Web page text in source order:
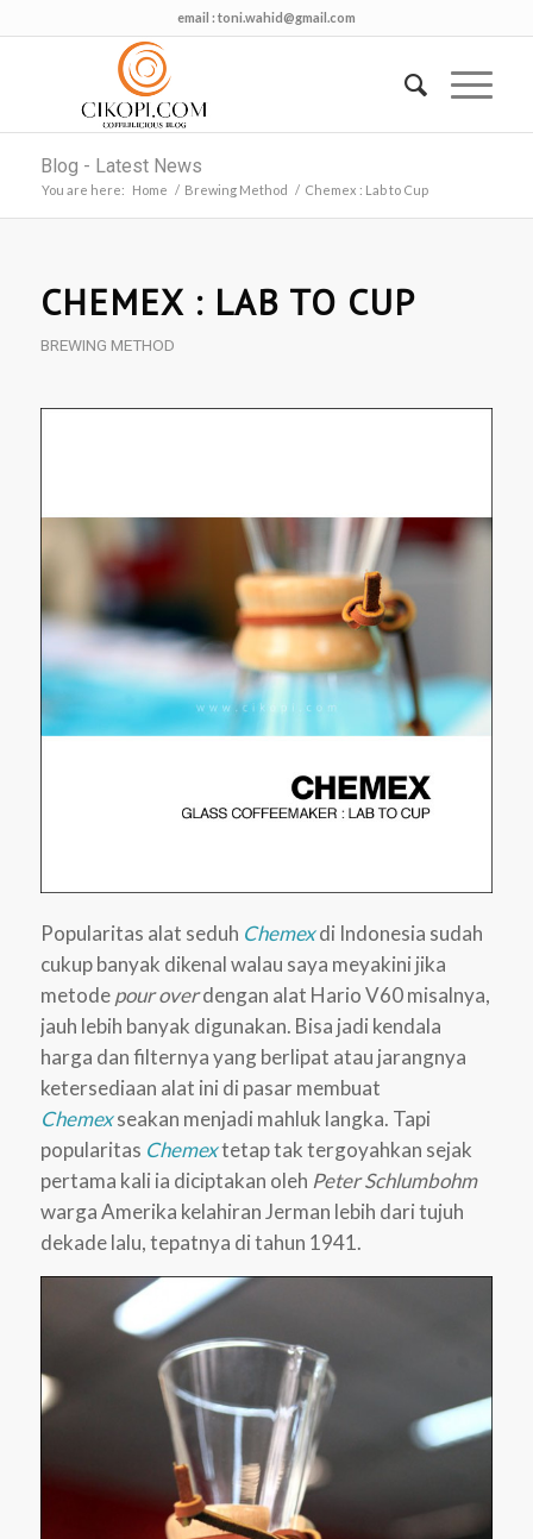
email : toni.wahid@gmail.com
Blog - Latest News
You are here: Home / Brewing Method / Chemex : Lab to Cup
CHEMEX : LAB TO CUP
BREWING METHOD
Popularitas alat seduh Chemexdi Indonesia sudah
cukup banyak dikenal walau saya meyakini jika
metodepour overdengan alat Hario V60 misalnya,
jauh lebih banyak digunakan. Bisa jadi kendala
harga dan filternya yang berlipat atau jarangnya
ketersediaan alat ini di pasar membuat
Chemexseakan menjadi mahluk langka. Tapi
popularitas Chemextetap tak tergoyahkan sejak
pertama kali ia diciptakan oleh Peter Schlumbohm
warga Amerika kelahiran Jerman lebih dari tujuh
dekade lalu, tepatnya di tahun 1941.